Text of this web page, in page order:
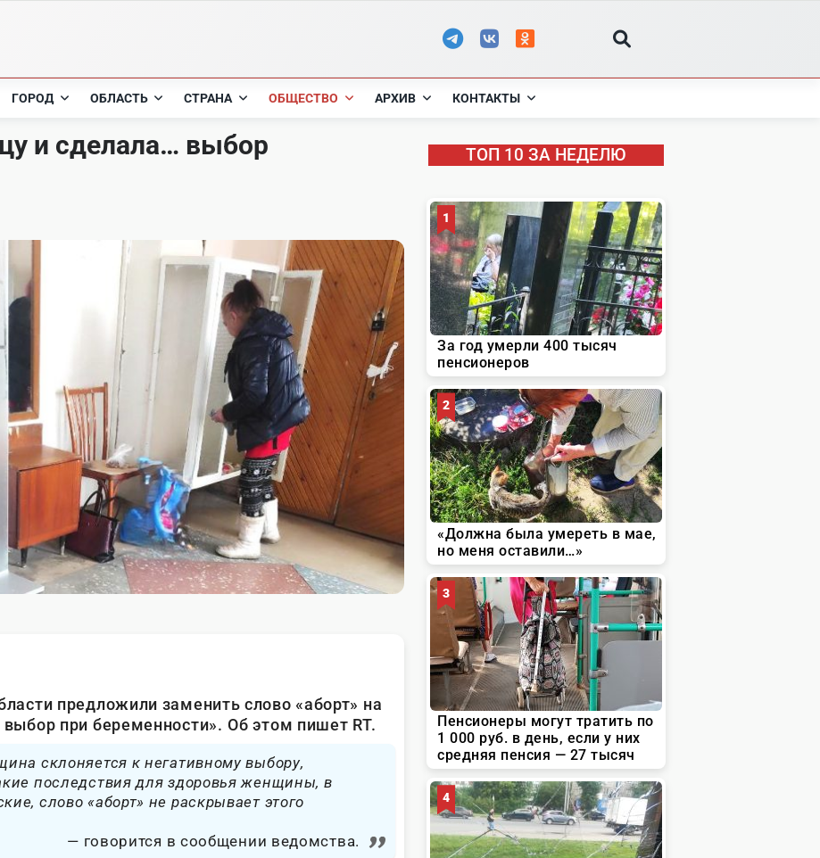
ГОРОД ОБЛАСТЬ СТРАНА ОБЩЕСТВО АРХИВ КОНТАКТЫ
и сделала… выбор
предложили заменить слово «аборт» на
при беременности». Об этом пишет RT.
склоняется к негативному выбору,
последствия для здоровья женщины, в
слово «аборт» не раскрывает этого
говорится в сообщении ведомства.
ТОП 10 ЗА НЕДЕЛЮ